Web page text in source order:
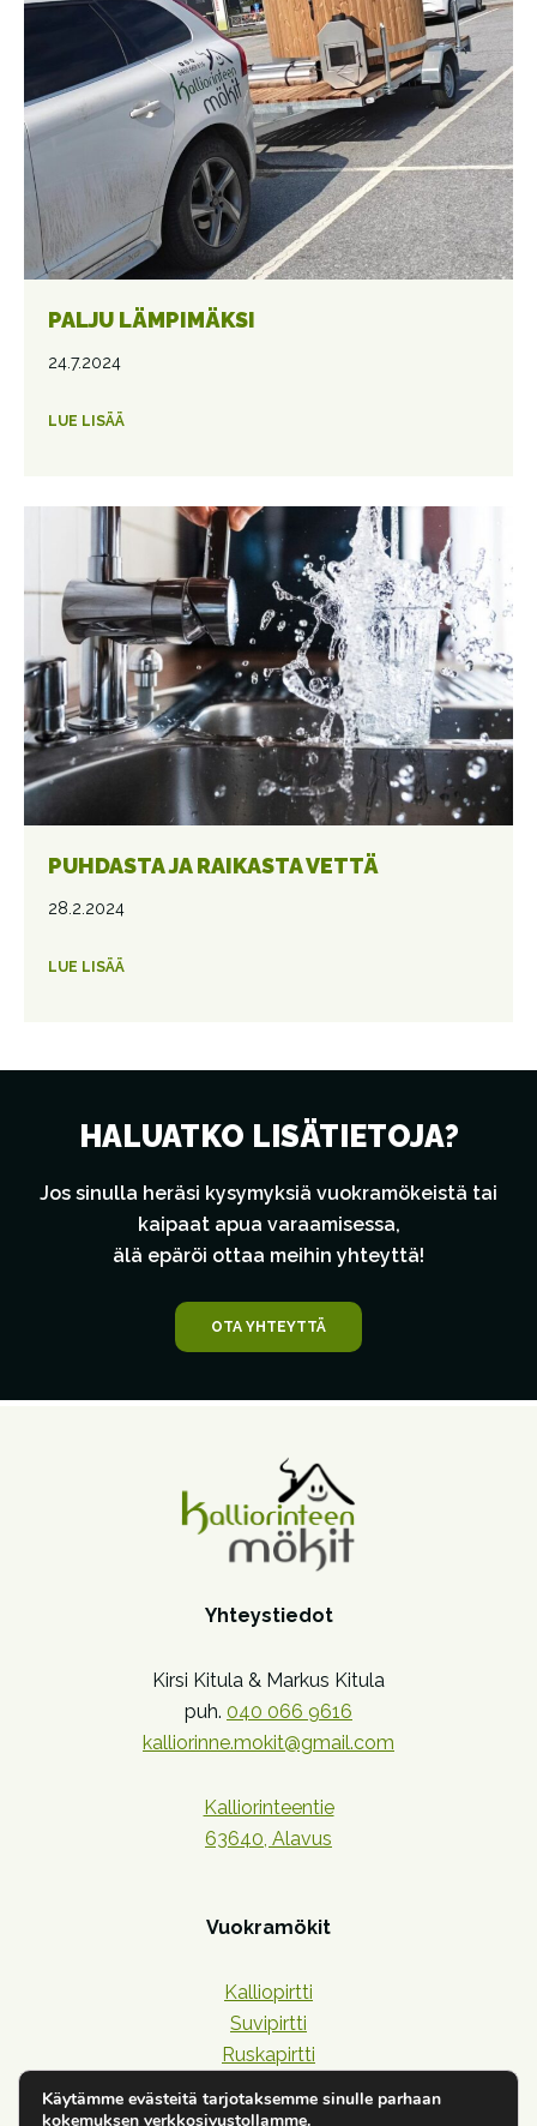
PALJU LÄMPIMÄKSI
24.7.2024
LUE LISÄÄ
PUHDASTA JA RAIKASTA VETTÄ
28.2.2024
LUE LISÄÄ
HALUATKO LISÄTIETOJA?
Jos sinulla heräsi kysymyksiä vuokramökeistä tai
kaipaat apua varaamisessa,
älä epäröi ottaa meihin yhteyttä!
OTA YHTEYTTÄ
Yhteystiedot
Kirsi Kitula & Markus Kitula
puh. 040 066 9616
kalliorinne.mokit@gmail.com
Kalliorinteentie
63640, Alavus
Vuokramökit
Kalliopirtti
Suvipirtti
Ruskapirtti
Havupirtti
Käytämme evästeitä tarjotaksemme sinulle parhaan
kokemuksen verkkosivustollamme.